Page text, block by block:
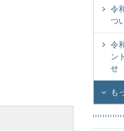
令
つ
令
ン
せ
も